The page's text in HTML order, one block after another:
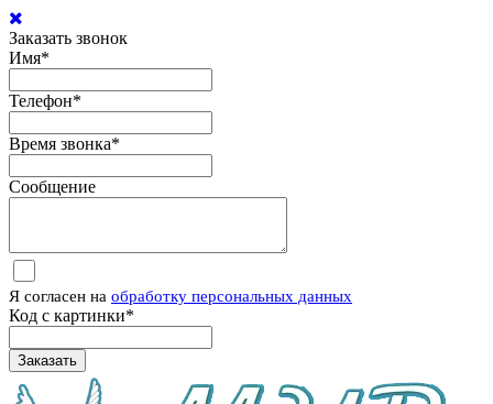
Заказать звонок
Имя*
Телефон*
Время звонка*
Сообщение
Я согласен на обработку персональных данных
Код с картинки*
Заказать